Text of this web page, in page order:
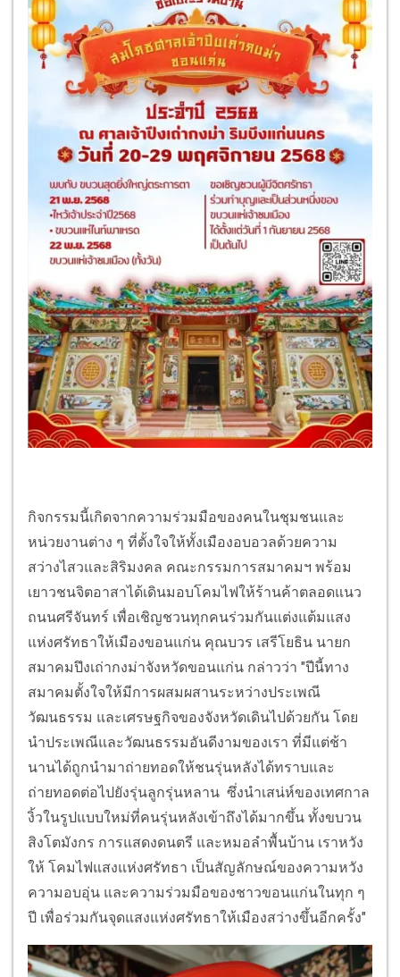
กิจกรรมนี้เกิดจากความร่วมมือของคนในชุมชนและ
หน่วยงานต่าง ๆ ที่ตั้งใจให้ทั้งเมืองอบอวลด้วยความ
สว่างไสวและสิริมงคล คณะกรรมการสมาคมฯ พร้อม
เยาวชนจิตอาสาได้เดินมอบโคมไฟให้ร้านค้าตลอดแนว
ถนนศรีจันทร์ เพื่อเชิญชวนทุกคนร่วมกันแต่งแต้มแสง
แห่งศรัทธาให้เมืองขอนแก่น คุณบวร เสรีโยธิน นายก
สมาคมปึงเถ่ากงม่าจังหวัดขอนแก่น กล่าวว่า "ปีนี้ทาง
สมาคมตั้งใจให้มีการผสมผสานระหว่างประเพณี
วัฒนธรรม และเศรษฐกิจของจังหวัดเดินไปด้วยกัน โดย
นำประเพณีและวัฒนธรรมอันดีงามของเรา ที่มีแต่ช้า
นานได้ถูกนำมาถ่ายทอดให้ชนรุ่นหลังได้ทราบและ
ถ่ายทอดต่อไปยังรุ่นลูกรุ่นหลาน ซึ่งนำเสน่ห์ของเทศกาล
งิ้วในรูปแบบใหม่ที่คนรุ่นหลังเข้าถึงได้มากขึ้น ทั้งขบวน
สิงโตมังกร การแสดงดนตรี และหมอลำพื้นบ้าน เราหวัง
ให้ โคมไฟแสงแห่งศรัทธา เป็นสัญลักษณ์ของความหวัง
ความอบอุ่น และความร่วมมือของชาวขอนแก่นในทุก ๆ
ปี เพื่อร่วมกันจุดแสงแห่งศรัทธาให้เมืองสว่างขึ้นอีกครั้ง"